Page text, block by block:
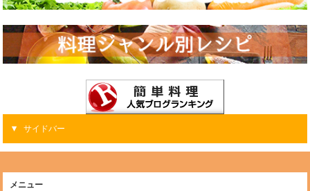
サイドバー
メニュー